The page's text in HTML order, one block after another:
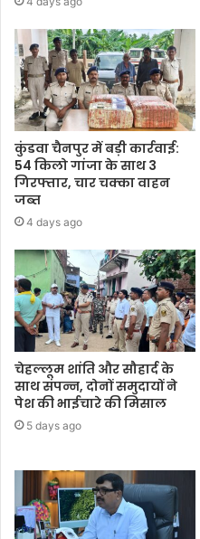
कुंडवा चैनपुर में बड़ी कार्रवाई:
54 किलो गांजा के साथ 3
गिरफ्तार, चार चक्का वाहन
जब्त
4 days ago
चेहल्लूम शांति और सौहार्द के
साथ संपन्न, दोनों समुदायों ने
पेश की भाईचारे की मिसाल
5 days ago